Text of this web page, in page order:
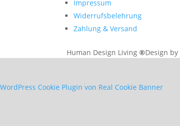
Impressum
Widerrufsbelehrung
Zahlung & Versand
Human Design Living®Design by
WordPress Cookie Plugin von Real Cookie Banner